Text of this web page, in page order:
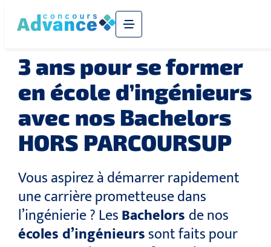
3 ans pour se former
en école d’ingénieurs
avec nos Bachelors
HORS PARCOURSUP
Vous aspirez à démarrer rapidement
une carrière prometteuse dans
l’ingénierie ? LesBachelors de nos
écoles d’ingénieurssont faits pour